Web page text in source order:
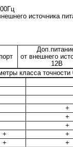
источника
от внешнего
12В
+
+
+
+
+